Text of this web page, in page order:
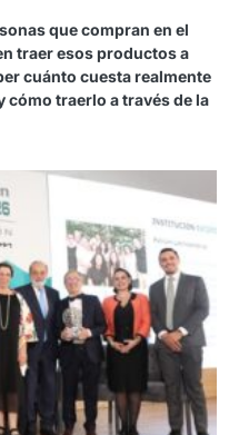
que compran en el
traer esos productos a
cuánto cuesta realmente
traerlo a través de la